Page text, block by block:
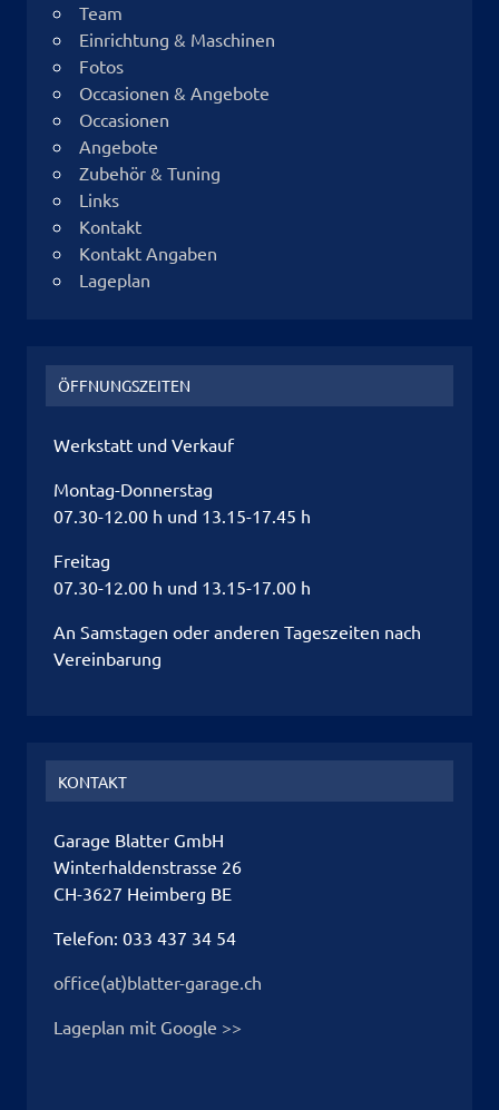
Team
Einrichtung & Maschinen
Fotos
Occasionen & Angebote
Occasionen
Angebote
Zubehör & Tuning
Links
Kontakt
Kontakt Angaben
Lageplan
ÖFFNUNGSZEITEN
Werkstatt und Verkauf
Montag-Donnerstag
07.30-12.00 h und 13.15-17.45 h
Freitag
07.30-12.00 h und 13.15-17.00 h
An Samstagen oder anderen Tageszeiten nach
Vereinbarung
KONTAKT
Garage Blatter GmbH
Winterhaldenstrasse 26
CH-3627 Heimberg BE
Telefon: 033 437 34 54
office(at)blatter-garage.ch
Lageplan mit Google >>